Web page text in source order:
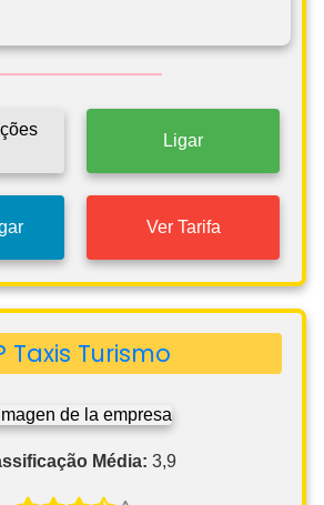
Ligar
Ver Tarifa
Taxis Turismo
Média: 3,9